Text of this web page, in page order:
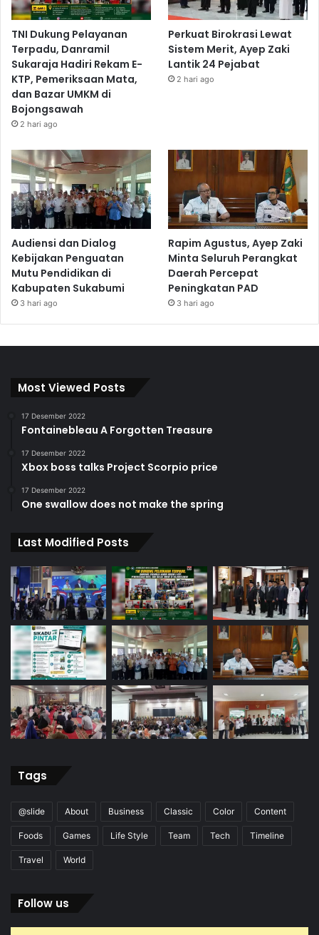
TNI Dukung Pelayanan
Terpadu, Danramil
Sukaraja Hadiri Rekam E-
KTP, Pemeriksaan Mata,
dan Bazar UMKM di
Bojongsawah
2 hari ago
Perkuat Birokrasi Lewat
Sistem Merit, Ayep Zaki
Lantik 24 Pejabat
2 hari ago
Audiensi dan Dialog
Kebijakan Penguatan
Mutu Pendidikan di
Kabupaten Sukabumi
3 hari ago
Rapim Agustus, Ayep Zaki
Minta Seluruh Perangkat
Daerah Percepat
Peningkatan PAD
3 hari ago
Most Viewed Posts
17 Desember 2022
Fontainebleau A Forgotten Treasure
17 Desember 2022
Xbox boss talks Project Scorpio price
17 Desember 2022
One swallow does not make the spring
Last Modified Posts
Tags
@slide About Business Classic Color Content
Foods Games Life Style Team Tech Timeline
Travel World
Follow us